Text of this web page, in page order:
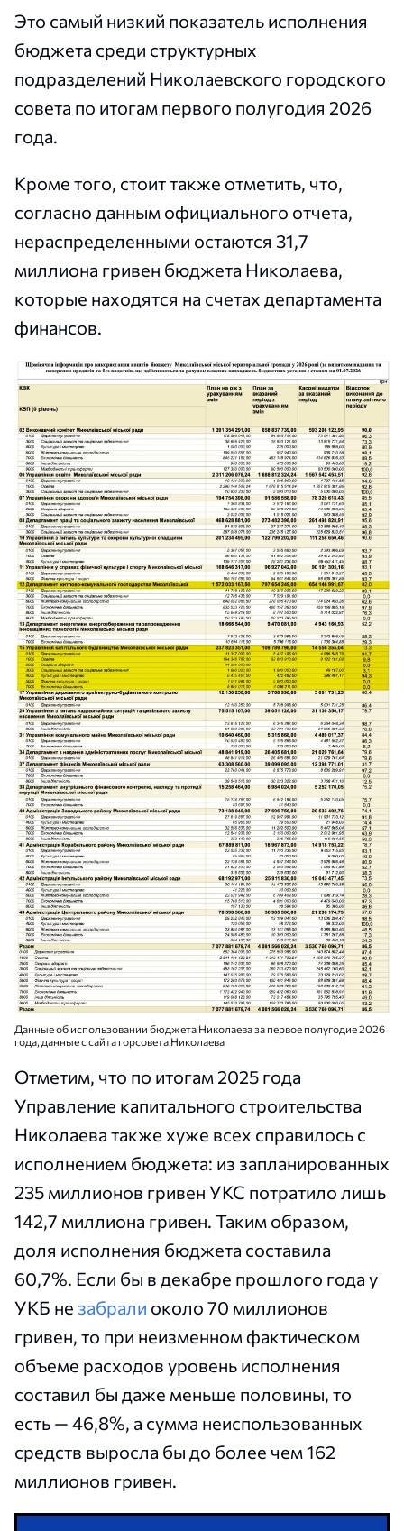
Это самый низкий показатель исполнения
бюджета среди структурных
подразделений Николаевского городского
совета по итогам первого полугодия 2026
года.
Кроме того, стоит также отметить, что,
согласно данным официального отчета,
нераспределенными остаются 31,7
миллиона гривен бюджета Николаева,
которые находятся на счетах департамента
финансов.
Данные об использовании бюджета Николаева за первое полугодие 2026
года, данные с сайта горсовета Николаева
Отметим, что по итогам 2025 года
Управление капитального строительства
Николаева также хуже всех справилось с
исполнением бюджета: из запланированных
235 миллионов гривен УКС потратило лишь
142,7 миллиона гривен. Таким образом,
доля исполнения бюджета составила
60,7%. Если бы в декабре прошлого года у
УКБ не забрали около 70 миллионов
гривен, то при неизменном фактическом
объеме расходов уровень исполнения
составил бы даже меньше половины, то
есть — 46,8%, а сумма неиспользованных
средств выросла бы до более чем 162
миллионов гривен.